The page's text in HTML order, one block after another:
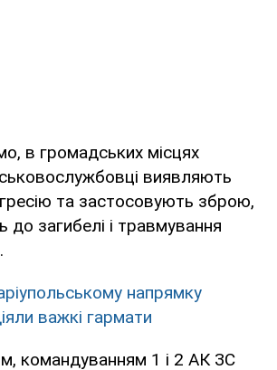
в громадських місцях
виявляють
та застосовують зброю,
загибелі і травмування
напрямку
важкі гармати
командуванням 1 і 2 АК ЗС